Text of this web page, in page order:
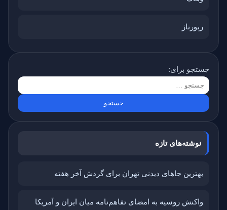
رپورتاژ
جستجو برای:
نوشته‌های تازه
بهترین جاهای دیدنی تهران برای گردش آخر هفته
واکنش روسیه به امضای تفاهم‌نامه میان ایران و آمریکا